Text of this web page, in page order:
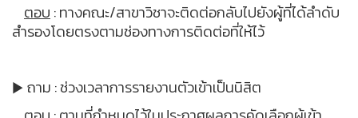
ตอบ : ทางคณะ/สาขาวิชาจะติดต่อกลับไปยังผู้ที่ได้ลำดับ
สำรองโดยตรงตามช่องทางการติดต่อที่ให้ไว้
▶ ถาม : ช่วงเวลาการรายงานตัวเข้าเป็นนิสิต